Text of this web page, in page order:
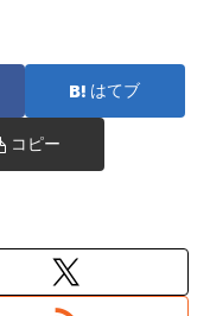
はてブ
コピー